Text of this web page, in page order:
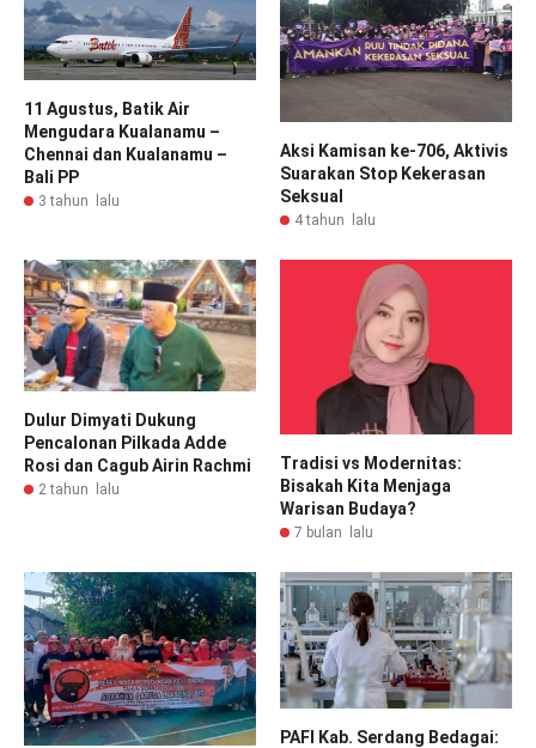
11 Agustus, Batik Air
Mengudara Kualanamu –
Chennai dan Kualanamu –
Bali PP
3 tahun lalu
Aksi Kamisan ke-706, Aktivis
Suarakan Stop Kekerasan
Seksual
4 tahun lalu
Dulur Dimyati Dukung
Pencalonan Pilkada Adde
Rosi dan Cagub Airin Rachmi
2 tahun lalu
Tradisi vs Modernitas:
Bisakah Kita Menjaga
Warisan Budaya?
7 bulan lalu
PAFI Kab. Serdang Bedagai: